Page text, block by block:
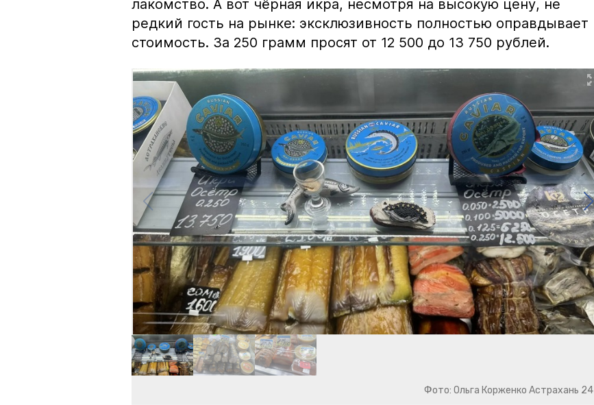
лакомство. А вот чёрная икра, несмотря на высокую цену, не
редкий гость на рынке: эксклюзивность полностью оправдывает
стоимость. За 250 грамм просят от 12 500 до 13 750 рублей.
Фото: Ольга Корженко Астрахань 24